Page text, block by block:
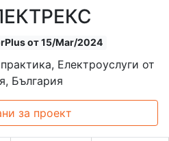
от 15/Mar/2024
Електроуслуги от
България
за проект